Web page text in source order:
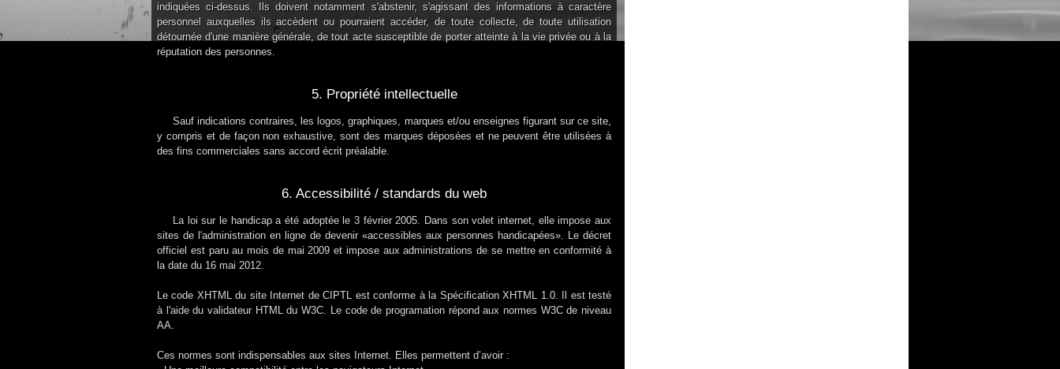
indiquées ci-dessus. Ils doivent notamment s'abstenir, s'agissant des informations à caractère
personnel auxquelles ils accèdent ou pourraient accéder, de toute collecte, de toute utilisation
détournée d'une manière générale, de tout acte susceptible de porter atteinte à la vie privée ou à la
réputation des personnes.
5. Propriété intellectuelle
Sauf indications contraires, les logos, graphiques, marques et/ou enseignes figurant sur ce site,
y compris et de façon non exhaustive, sont des marques déposées et ne peuvent être utilisées à
des fins commerciales sans accord écrit préalable.
6. Accessibilité / standards du web
La loi sur le handicap a été adoptée le 3 février 2005. Dans son volet internet, elle impose aux
sites de l'administration en ligne de devenir «accessibles aux personnes handicapées». Le décret
officiel est paru au mois de mai 2009 et impose aux administrations de se mettre en conformité à
la date du 16 mai 2012.
Le code XHTML du site Internet de CIPTL est conforme à la Spécification XHTML 1.0. Il est testé
à l'aide du validateur HTML du W3C. Le code de programation répond aux normes W3C de niveau
AA.
Ces normes sont indispensables aux sites Internet. Elles permettent d’avoir :